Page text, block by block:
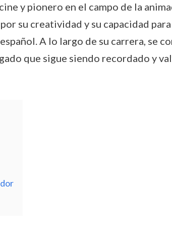
y pionero en el campo de la
su creatividad y su capacidad
A lo largo de su carrera, se
que sigue siendo recordado y